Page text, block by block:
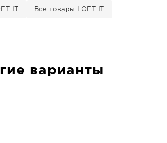
IT Все товары LOFT IT
варианты